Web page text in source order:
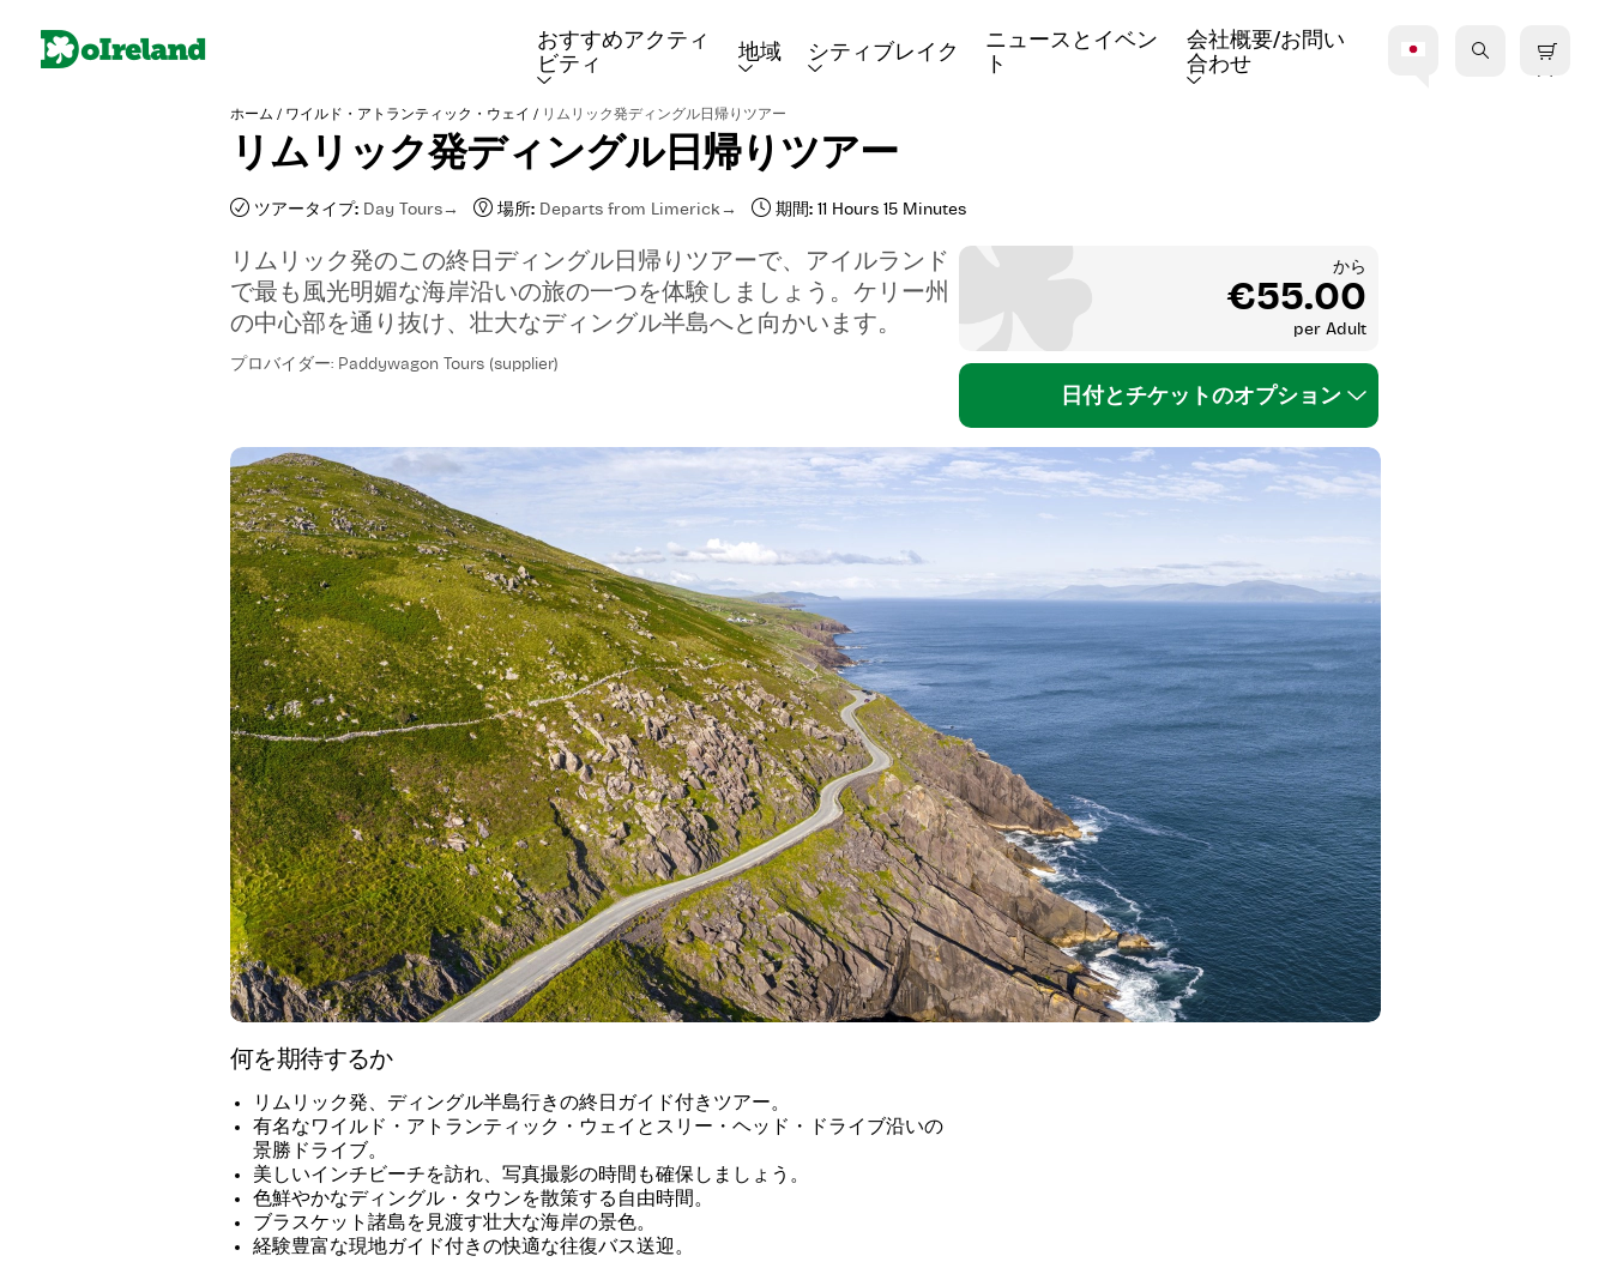
おすすめアクティ
ビティ
地域 シティブレイク
ニュースとイベン
ト
会社概要/お問い
合わせ
ホーム / ワイルド・アトランティック・ウェイ / リムリック発ディングル日帰りツアー
リムリック発ディングル日帰りツアー
ツアータイプ: Day Tours 場所: Departs from Limerick 期間: 11 Hours 15 Minutes
リムリック発のこの終日ディングル日帰りツアーで、アイルランド
で最も風光明媚な海岸沿いの旅の一つを体験しましょう。ケリー州
の中心部を通り抜け、壮大なディングル半島へと向かいます。
プロバイダー: Paddywagon Tours (supplier)
から
€55.00
per Adult
日付とチケットのオプション
何を期待するか
リムリック発、ディングル半島行きの終日ガイド付きツアー。
有名なワイルド・アトランティック・ウェイとスリー・ヘッド・ドライブ沿いの
景勝ドライブ。
美しいインチビーチを訪れ、写真撮影の時間も確保しましょう。
色鮮やかなディングル・タウンを散策する自由時間。
ブラスケット諸島を見渡す壮大な海岸の景色。
経験豊富な現地ガイド付きの快適な往復バス送迎。